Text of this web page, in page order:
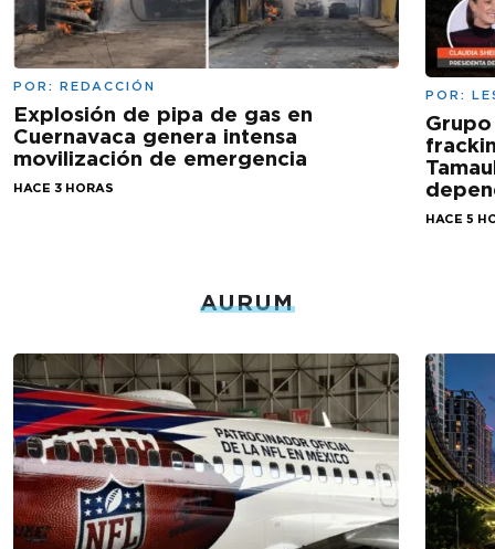
POR: REDACCIÓN
Explosión de pipa de gas en
Cuernavaca genera intensa
movilización de emergencia
HACE 3 HORAS
POR:
HACE 5
AURUM